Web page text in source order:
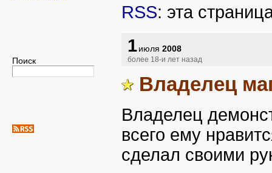
Поиск
RSS: эта
1июля 2008
более 18-и лет назад
Владелец
Владелец
всего ему
сделал своими